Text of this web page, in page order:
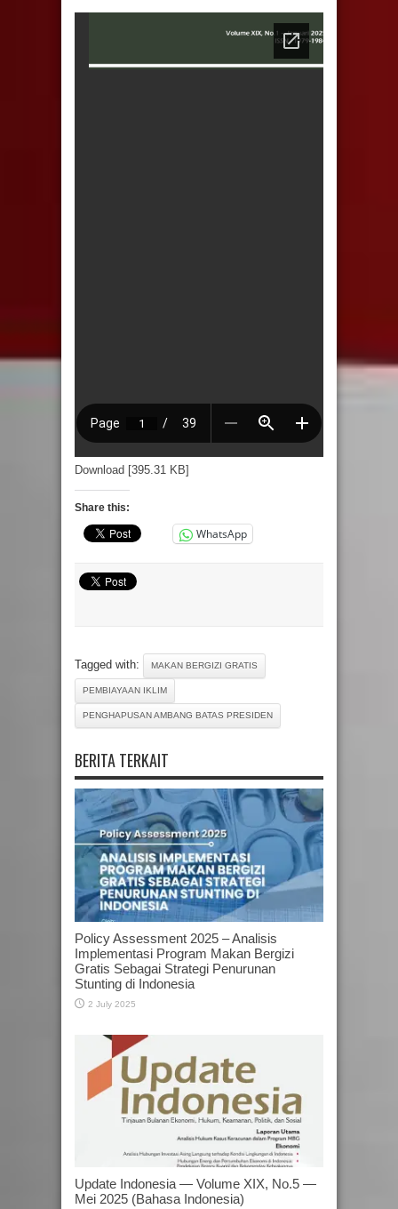
Download [395.31 KB]
Share this:
WhatsApp
Tagged with: MAKAN BERGIZI GRATIS
PEMBIAYAAN IKLIM
PENGHAPUSAN AMBANG BATAS PRESIDEN
BERITA TERKAIT
Policy Assessment 2025 – Analisis
Implementasi Program Makan Bergizi
Gratis Sebagai Strategi Penurunan
Stunting di Indonesia
2 July 2025
Update Indonesia — Volume XIX, No.5 —
Mei 2025 (Bahasa Indonesia)